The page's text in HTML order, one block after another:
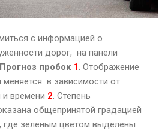
с информацией о
дорог, на панели
Прогноз пробок 1 . Отображение
меняется в зависимости от
времени 2. Степень
общепринятой градацией
где зеленым цветом выделены